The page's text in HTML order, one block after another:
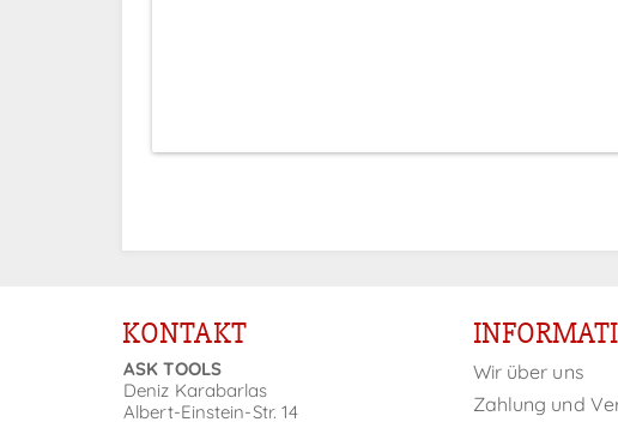
KONTAKT
ASK TOOLS
Deniz Karabarlas
Albert-Einstein-Str. 14
Wir über uns
Zahlung und